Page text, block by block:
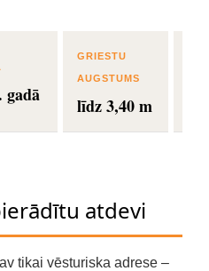
gadā
GRIESTU
AUGSTUMS
līdz 3,40 m
atdevi
tikai vēsturiska adrese –